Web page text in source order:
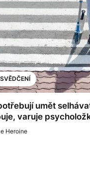
umět
varuje
Heroine